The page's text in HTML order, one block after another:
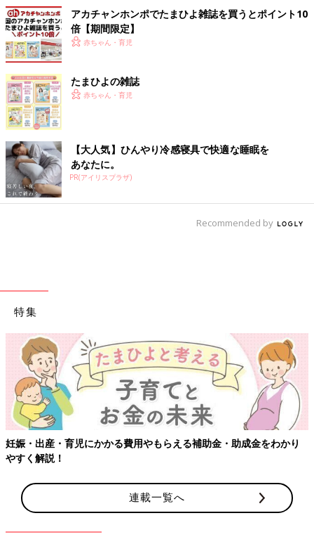
アカチャンホンポでたまひよ雑誌を買うとポイント10
倍【期間限定】
赤ちゃん・育児
たまひよの雑誌
赤ちゃん・育児
【大人気】ひんやり冷感寝具で快適な睡眠を
あなたに。
PR(アイリスプラザ)
Recommended by
特集
・出産・育児にかかる費用やもらえる補助金・助成金をわかり
く解説！
連載一覧へ